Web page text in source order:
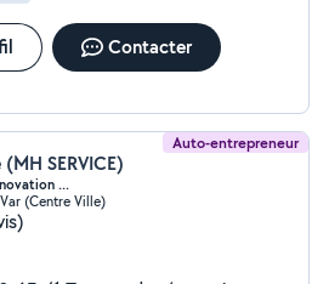
Contacter
Auto-entrepreneur
SERVICE)
...
(Centre Ville)